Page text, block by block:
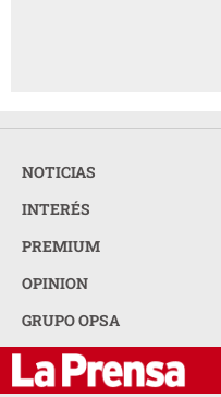
NOTICIAS
INTERÉS
PREMIUM
OPINION
GRUPO OPSA